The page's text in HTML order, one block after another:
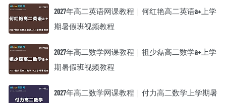
2027年高二英语网课教程｜何红艳高二英语a+上学
期暑假班视频教程
2027年高二数学网课教程｜祖少磊高二数学a+上学
期暑假班视频教程
2027年高二数学网课教程｜付力高二数学上学期暑